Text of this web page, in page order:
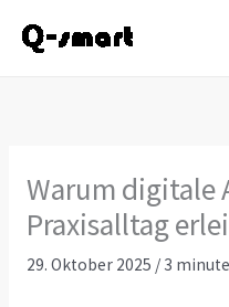
Inhalt
Warum digitale
Praxisalltag
29. Oktober 2025 / 3